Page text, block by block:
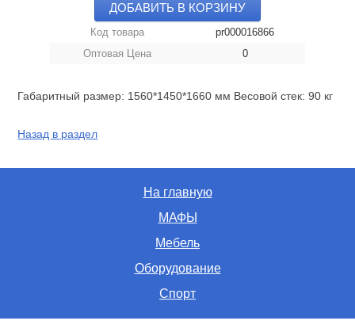
ДОБАВИТЬ В КОРЗИНУ
Код товара
pr000016866
Оптовая Цена
0
Габаритный размер: 1560*1450*1660 мм Весовой стек: 90 кг
Назад в раздел
На главную
МАФЫ
Мебель
Оборудование
Спорт